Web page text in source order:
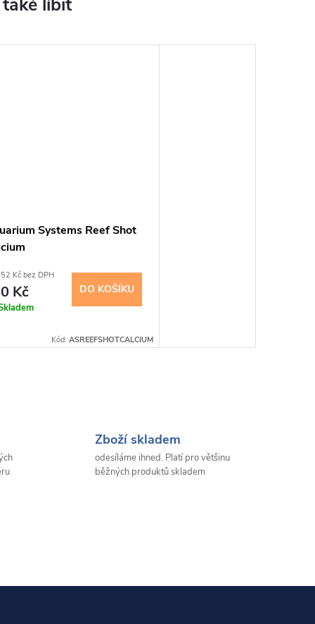
Systems Reef Shot
Kč bez DPH
Kč DO KOŠÍKU
Kód: ASREEFSHOTCALCIUM
Zboží skladem
odesíláme ihned. Platí pro většinu
běžných produktů skladem